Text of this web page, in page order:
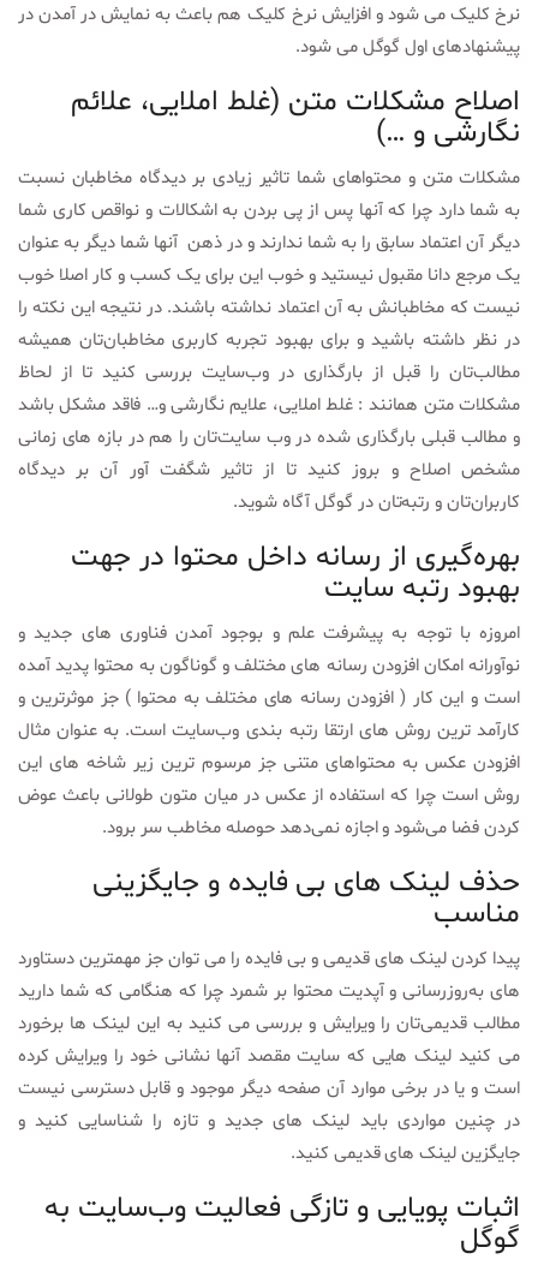
نرخ کلیک می شود و افزایش نرخ کلیک هم باعث به نمایش در آمدن در
پیشنهاد‌های اول گوگل می شود.
اصلاح مشکلات متن (غلط املایی‌،‌ علائم
نگارشی و …)
مشکلات متن و محتواهای شما تاثیر زیادی بر دیدگاه مخاطبان نسبت
به شما دارد چرا که آنها پس از پی بردن به اشکالات و نواقص کاری شما
دیگر آن اعتماد سابق را به شما ندارند و در ذهن آنها شما دیگر به عنوان
یک مرجع دانا مقبول نیستید و خوب این برای یک کسب و کار اصلا خوب
نیست که مخاطبانش به آن اعتماد نداشته باشند. در نتیجه این نکته را
در نظر داشته باشید و برای بهبود تجربه کاربری مخاطبان‌‌تان همیشه
مطالب‌تان را قبل از بارگذاری در وب‌سایت بررسی کنید تا از لحاظ
مشکلات متن همانند : غلط املایی، علایم نگارشی و… فاقد مشکل باشد
و مطالب قبلی بارگذاری شده در وب سایت‌تان را هم در بازه های زمانی
مشخص اصلاح و بروز کنید تا از تاثیر شگفت آور آن بر دیدگاه
کاربران‌تان و رتبه‌تان در گوگل آگاه شوید.
بهره‌گیری از رسانه داخل محتوا در جهت
بهبود رتبه سایت
امروزه با توجه به پیشرفت علم و بوجود آمدن فناوری های جدید و
نوآورانه امکان افزودن رسانه های مختلف و گوناگون به محتوا پدید آمده
است و این کار ( افزودن رسانه های مختلف به محتوا ) جز موثرترین و
کارآمد ترین روش های ارتقا رتبه بندی وب‌سایت است. به عنوان مثال
افزودن عکس به محتواهای متنی جز مرسوم ترین زیر شاخه های این
روش است چرا که استفاده از عکس در میان متون طولانی باعث عوض
کردن فضا می‌شود و اجازه نمی‌دهد حوصله مخاطب سر برود.
حذف لینک های بی فایده و جایگزینی
مناسب
پیدا کردن لینک های قدیمی و بی فایده را می توان جز مهمترین دستاورد
های به‌روزرسانی و آپدیت محتوا بر شمرد چرا که هنگامی که شما دارید
مطالب قدیمی‌تان را ویرایش و بررسی می کنید به این لینک ها برخورد
می کنید لینک هایی که سایت مقصد آنها نشانی خود را ویرایش کرده
است و یا در برخی موارد آن صفحه دیگر موجود و قابل دسترسی نیست
در چنین مواردی باید لینک های جدید و تازه را شناسایی کنید و
جایگزین لینک های قدیمی کنید.
اثبات پویایی و تازگی فعالیت وب‌سایت به
گوگل